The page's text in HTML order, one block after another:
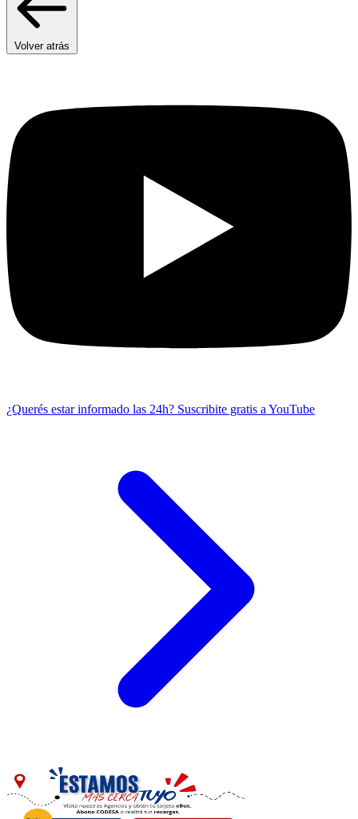
Volver atrás
¿Querés estar informado las 24h? Suscribite gratis a YouTube